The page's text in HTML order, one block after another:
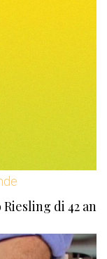
di 42 an